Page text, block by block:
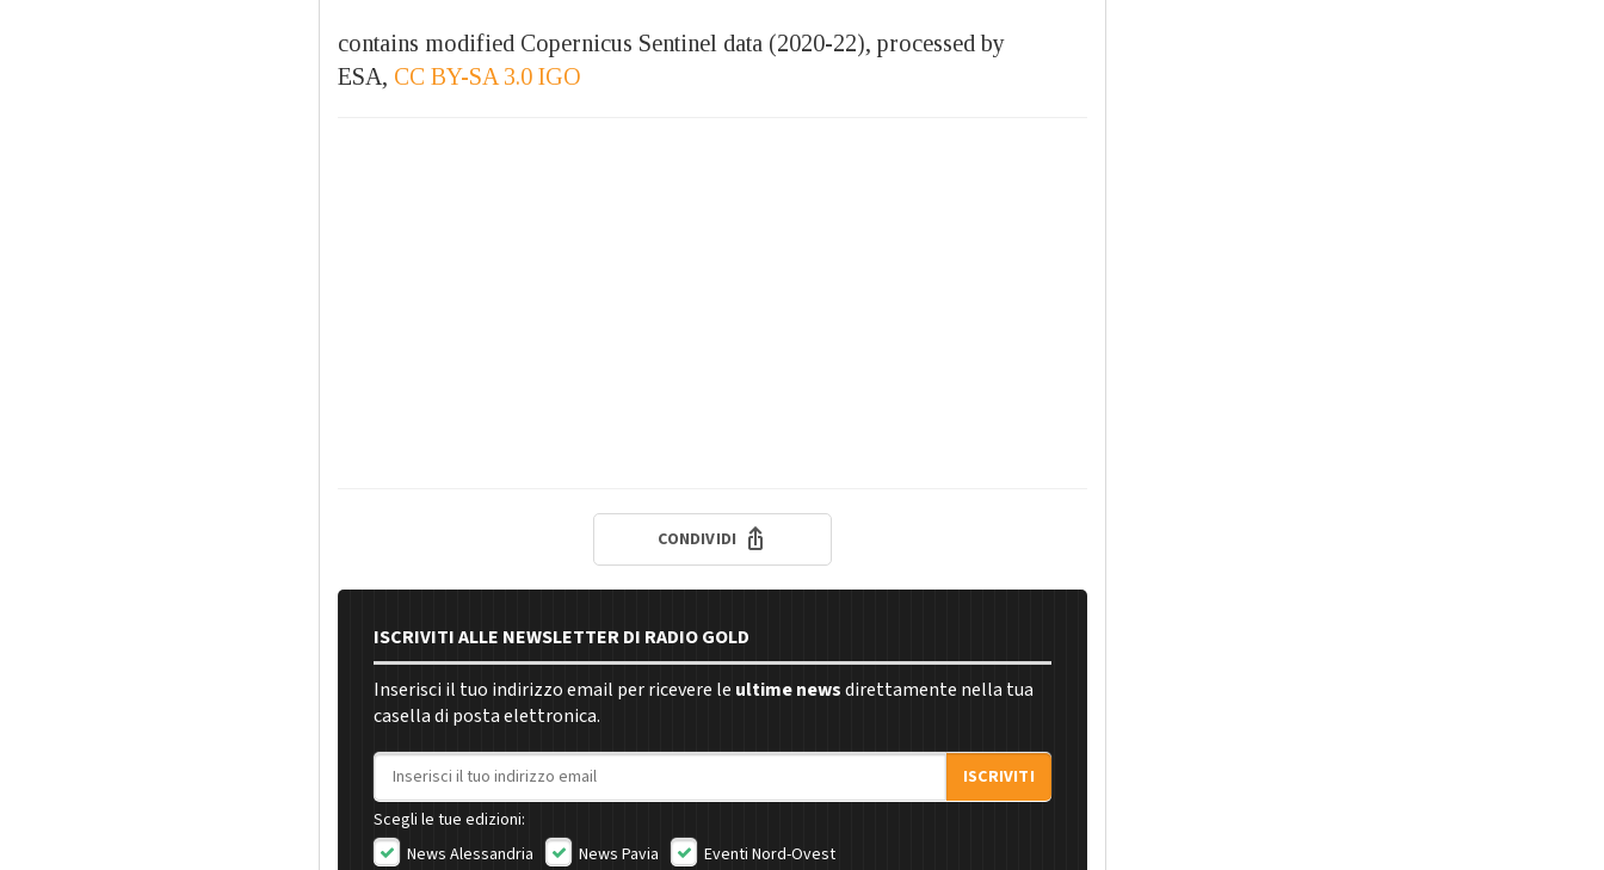
contains modified Copernicus Sentinel data (2020-22), processed by
ESA, CC BY-SA 3.0 IGO
CONDIVIDI
ISCRIVITI ALLE NEWSLETTER DI RADIO GOLD
Inserisci il tuo indirizzo email per ricevere le ultime newsdirettamente nella tua
casella di posta elettronica.
Indirizzo email
ISCRIVITI
Scegli le tue edizioni:
News Alessandria
News Pavia Eventi Nord-Ovest